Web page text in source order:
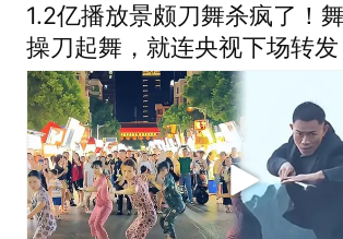
1.2亿播放景颇刀舞杀疯了！
操刀起舞，就连央视下场转发